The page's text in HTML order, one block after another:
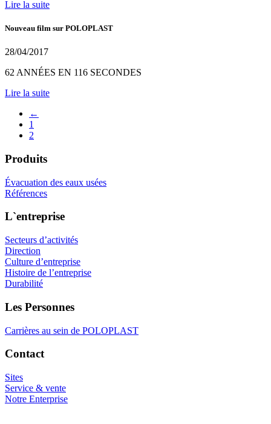
Lire la suite
Nouveau film sur POLOPLAST
28/04/2017
62 ANNÉES EN 116 SECONDES
Lire la suite
←
1
2
Produits
Évacuation des eaux usées
Références
L`entreprise
Secteurs d’activités
Direction
Culture d’entreprise
Histoire de l’entreprise
Durabilité
Les Personnes
Carrières au sein de POLOPLAST
Contact
Sites
Service & vente
Notre Enterprise